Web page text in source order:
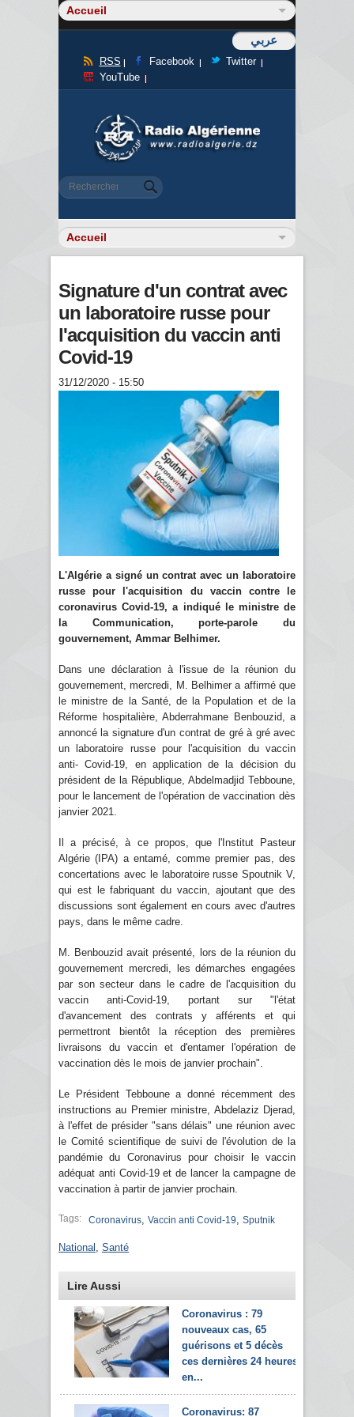
عربي
RSS Facebook
Twitter
YouTube
Formulaire de recherche
Rechercher
Signature d'un contrat avec
un laboratoire russe pour
l'acquisition du vaccin anti
Covid-19
31/12/2020 - 15:50
L'Algérie a signé un contrat avec un laboratoire
russe pour l'acquisition du vaccin contre le
coronavirus Covid-19, a indiqué le ministre de
la Communication, porte-parole du
gouvernement, Ammar Belhimer.
Dans une déclaration à l'issue de la réunion du
gouvernement, mercredi, M. Belhimer a affirmé que
le ministre de la Santé, de la Population et de la
Réforme hospitalière, Abderrahmane Benbouzid, a
annoncé la signature d'un contrat de gré à gré avec
un laboratoire russe pour l'acquisition du vaccin
anti- Covid-19, en application de la décision du
président de la République, Abdelmadjid Tebboune,
pour le lancement de l'opération de vaccination dès
janvier 2021.
Il a précisé, à ce propos, que l'Institut Pasteur
Algérie (IPA) a entamé, comme premier pas, des
concertations avec le laboratoire russe Spoutnik V,
qui est le fabriquant du vaccin, ajoutant que des
discussions sont également en cours avec d'autres
pays, dans le même cadre.
M. Benbouzid avait présenté, lors de la réunion du
gouvernement mercredi, les démarches engagées
par son secteur dans le cadre de l'acquisition du
vaccin anti-Covid-19, portant sur "l'état
d'avancement des contrats y afférents et qui
permettront bientôt la réception des premières
livraisons du vaccin et d'entamer l'opération de
vaccination dès le mois de janvier prochain".
Le Président Tebboune a donné récemment des
instructions au Premier ministre, Abdelaziz Djerad,
à l'effet de présider "sans délais" une réunion avec
le Comité scientifique de suivi de l'évolution de la
pandémie du Coronavirus pour choisir le vaccin
adéquat anti Covid-19 et de lancer la campagne de
vaccination à partir de janvier prochain.
Tags: Coronavirus Vaccin anti Covid-19 Sputnik
National Santé
Lire Aussi
Coronavirus : 79
nouveaux cas, 65
guérisons et 5 décès
ces dernières 24 heures
en...
Coronavirus: 87